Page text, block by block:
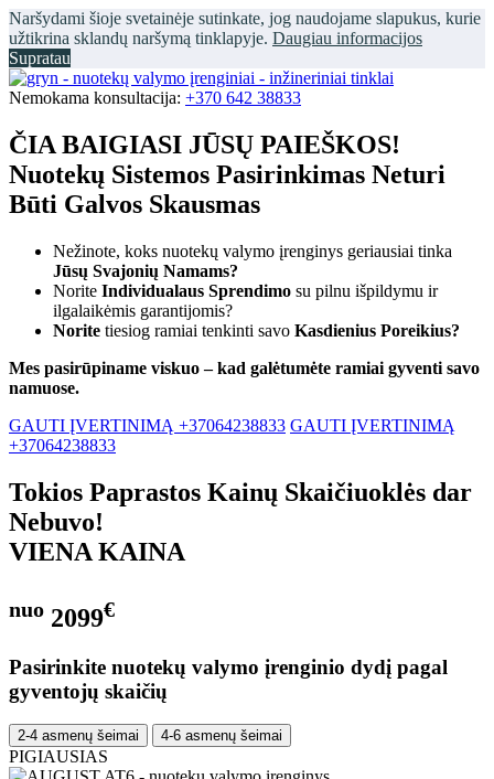
Naršydami šioje svetainėje sutinkate, jog naudojame slapukus, kurie
užtikrina sklandų naršymą tinklapyje. Daugiau informacijos
Supratau
Nemokama konsultacija: +370 642 38833
ČIA BAIGIASI JŪSŲ PAIEŠKOS!
Nuotekų Sistemos Pasirinkimas Neturi
Būti Galvos Skausmas
Nežinote, koks nuotekų valymo įrenginys geriausiai tinka
Jūsų Svajonių Namams?
Norite Individualaus Sprendimo su pilnu išpildymu ir
ilgalaikėmis garantijomis?
Norite tiesiog ramiai tenkinti savo Kasdienius Poreikius?
Mes pasirūpiname viskuo – kad galėtumėte ramiai gyventi savo
namuose.
GAUTI ĮVERTINIMĄ +37064238833 GAUTI ĮVERTINIMĄ
+37064238833
Tokios Paprastos Kainų Skaičiuoklės dar
Nebuvo!
VIENA KAINA
nuo 2099€
Pasirinkite nuotekų valymo įrenginio dydį pagal
gyventojų skaičių
2-4 asmenų šeimai 4-6 asmenų šeimai
PIGIAUSIAS